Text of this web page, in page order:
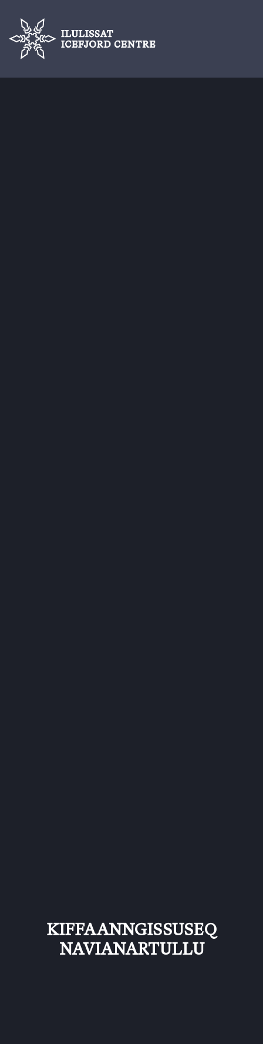
KIFFAANNGISSUSEQ
NAVIANARTULLU